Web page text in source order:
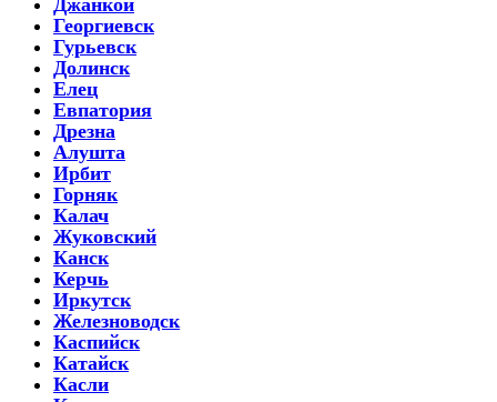
Георгиевск
Гурьевск
Долинск
Елец
Евпатория
Дрезна
Алушта
Ирбит
Горняк
Калач
Жуковский
Канск
Керчь
Иркутск
Железноводск
Каспийск
Катайск
Касли